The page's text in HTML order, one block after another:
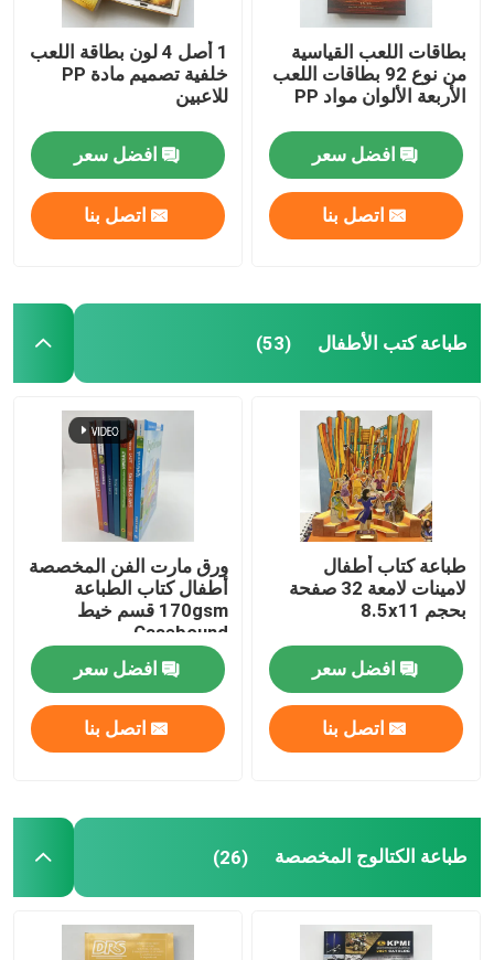
بطاقات اللعب القياسية
من نوع 92 بطاقات اللعب
الأربعة الألوان مواد PP
افضل سعر
اتصل بنا
1 أصل 4 لون بطاقة اللعب
خلفية تصميم مادة PP
للاعبين
افضل سعر
اتصل بنا
طباعة كتب الأطفال (53)
طباعة كتاب أطفال
لامينات لامعة 32 صفحة
بحجم 8.5x11
افضل سعر
اتصل بنا
ورق مارت الفن المخصصة
أطفال كتاب الطباعة
170gsm قسم خيط
Casebound
افضل سعر
اتصل بنا
طباعة الكتالوج المخصصة (26)